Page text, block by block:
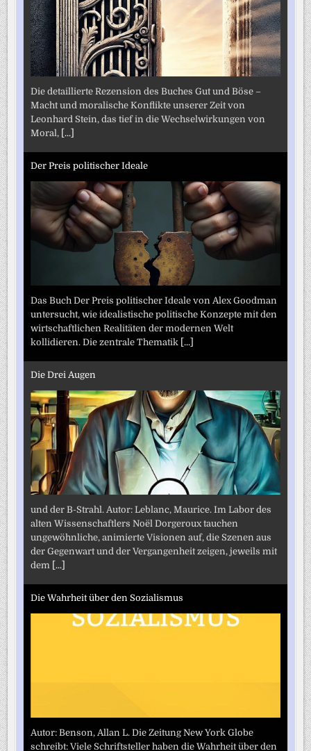
Die detaillierte Rezension des Buches Gut und Böse –
Macht und moralische Konflikte unserer Zeit von
Leonhard Stein, das tief in die Wechselwirkungen von
Moral, [...]
Der Preis politischer Ideale
Das Buch Der Preis politischer Ideale von Alex Goodman
untersucht, wie idealistische politische Konzepte mit den
wirtschaftlichen Realitäten der modernen Welt
kollidieren. Die zentrale Thematik [...]
Die Drei Augen
und der B-Strahl. Autor: Leblanc, Maurice. Im Labor des
alten Wissenschaftlers Noël Dorgeroux tauchen
ungewöhnliche, animierte Visionen auf, die Szenen aus
der Gegenwart und der Vergangenheit zeigen, jeweils mit
dem [...]
Die Wahrheit über den Sozialismus
Autor: Benson, Allan L. Die Zeitung New York Globe
schreibt: Viele Schriftsteller haben die Wahrheit über den